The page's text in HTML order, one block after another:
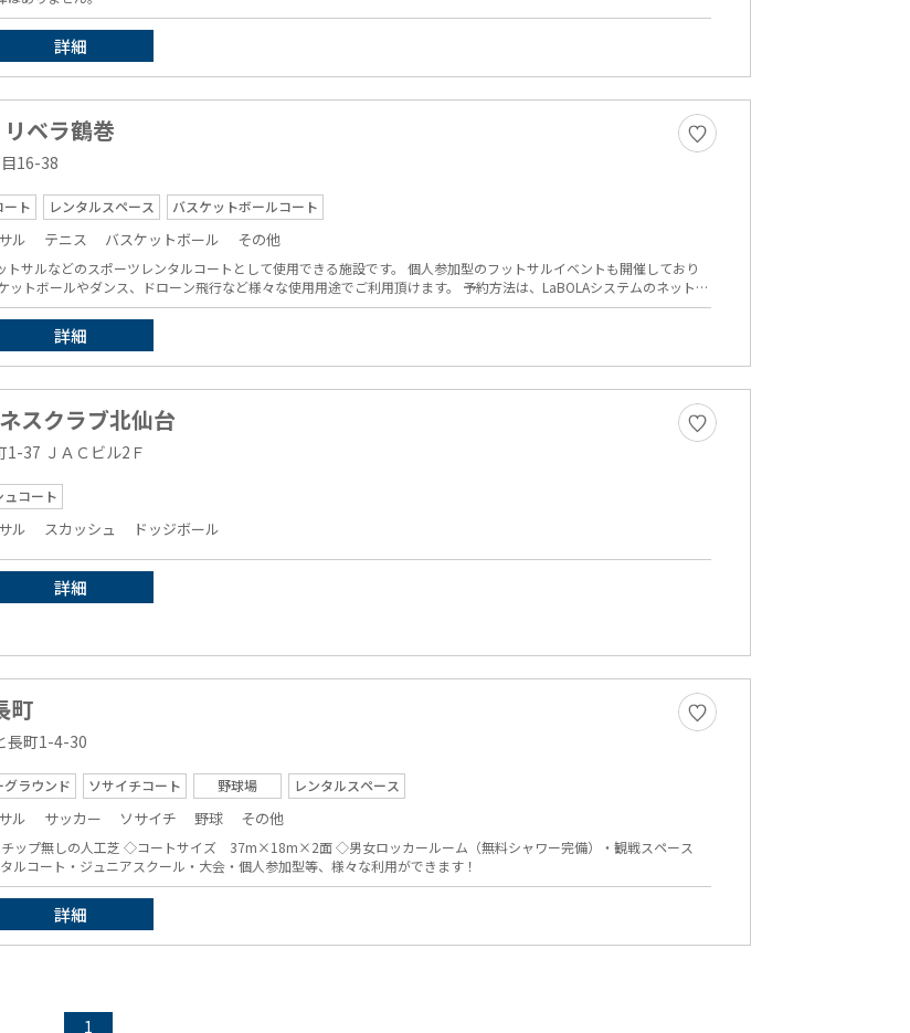
詳細
ベラ鶴巻
16-38
ート レンタルスペース バスケットボールコート
ル テニス バスケットボール その他
トサルなどのスポーツレンタルコートとして使用できる施設です。 個人参加型のフットサルイベントも開催しており
ります。
詳細
スクラブ北仙台
1-37 ＪＡＣビル2Ｆ
ュコート
ル スカッシュ ドッジボール
詳細
町
長町1-4-30
ラウンド ソサイチコート 野球場 レンタルスペース
ル サッカー ソサイチ 野球 その他
ッカールーム（無料シャワー完備）・観戦スペース
で利用可能です！ レンタルコート・ジュニアスクール・大会・個人参加型等、様々な利用ができます！
詳細
1